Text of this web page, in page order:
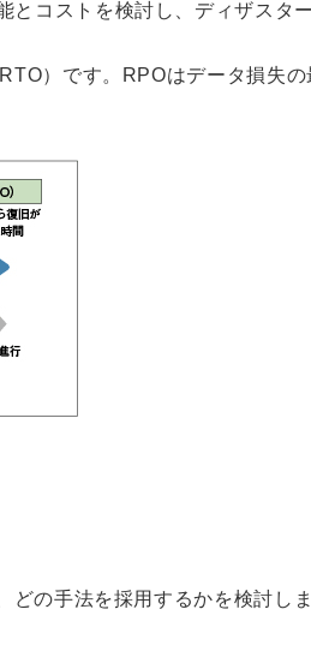
とコストを検討し、ディザスタ
）です。RPOはデータ損失の
の手法を採用するかを検討しま